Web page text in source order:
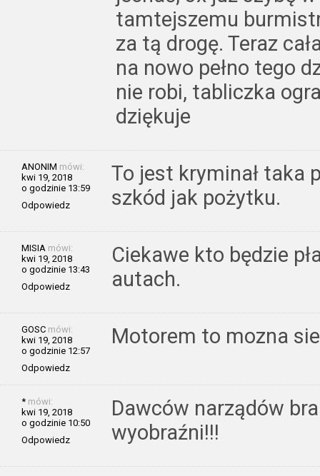
tamtejszemu
za tą drogę. Teraz
na nowo pełno tego
nie robi, tabliczka
dziękuje
ANONIM mówi:
kwi 19, 2018
o godzinie 13:59
Odpowiedz
To jest kryminał taka
szkód jak pożytku.
MISIA mówi:
kwi 19, 2018
o godzinie 13:43
Odpowiedz
Ciekawe kto będzie
autach.
GOSC mówi:
kwi 19, 2018
o godzinie 12:57
Odpowiedz
Motorem to mozna
* mówi:
kwi 19, 2018
o godzinie 10:50
Odpowiedz
Dawców narządów
wyobraźni!!!